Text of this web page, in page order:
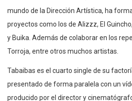
mundo de la Dirección Artística, ha
proyectos como los de Alizzz, El
y Buika. Además de colaborar en los
Torroja, entre otros muchos artistas.
Tabaibas es el cuarto single de su
presentado de forma paralela con un
producido por el director y